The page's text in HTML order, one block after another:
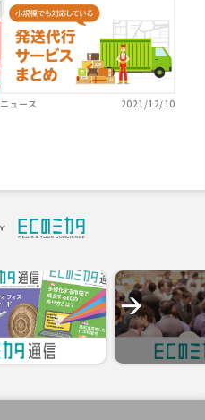
ニュース 2021/12/10